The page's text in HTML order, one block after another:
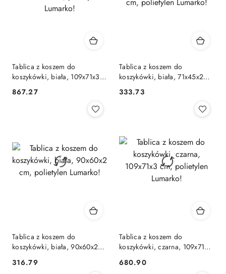
Tablica z koszem do
koszykówki, biała, 109x71x3
Cena:
867.27
Tablica z koszem do
koszykówki, biała, 71x45x2
Cena:
333.73
Tablica z koszem do
koszykówki, biała, 90x60x2
Cena:
316.79
Tablica z koszem do
koszykówki, czarna, 109x71x3
Cena:
680.90